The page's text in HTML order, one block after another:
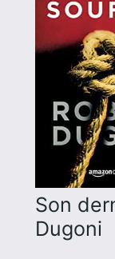
Son
Dugoni